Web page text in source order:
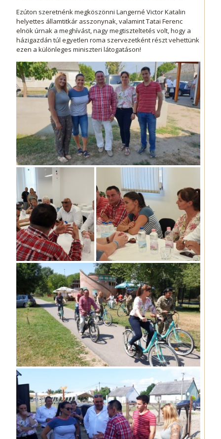
Ezúton szeretnénk megköszönni Langerné Victor Katalin
helyettes államtitkár asszonynak, valamint Tatai Ferenc
elnök úrnak a meghívást, nagy megtiszteltetés volt, hogy a
házigazdán túl egyetlen roma szervezetként részt vehettünk
ezen a különleges miniszteri látogatáson!